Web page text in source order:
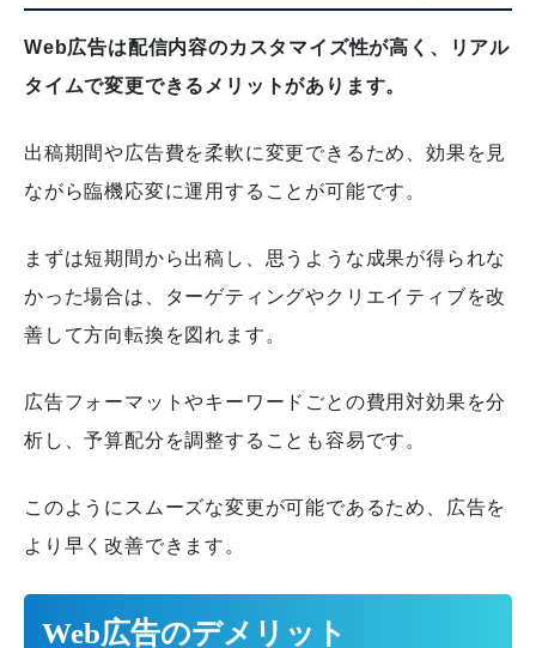
Web広告は配信内容のカスタマイズ性が高く、リアル
タイムで変更できるメリットがあります。
出稿期間や広告費を柔軟に変更できるため、効果を見
ながら臨機応変に運用することが可能です。
まずは短期間から出稿し、思うような成果が得られな
かった場合は、ターゲティングやクリエイティブを改
善して方向転換を図れます。
広告フォーマットやキーワードごとの費用対効果を分
析し、予算配分を調整することも容易です。
このようにスムーズな変更が可能であるため、広告を
より早く改善できます。
Web広告のデメリット